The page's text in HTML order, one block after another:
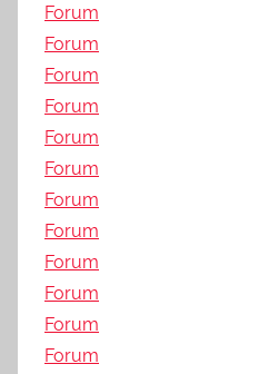
Forum
Forum
Forum
Forum
Forum
Forum
Forum
Forum
Forum
Forum
Forum
Forum